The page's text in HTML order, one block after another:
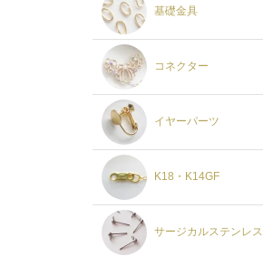
基礎金具
コネクター
イヤーパーツ
K18・K14GF
サージカルステンレス